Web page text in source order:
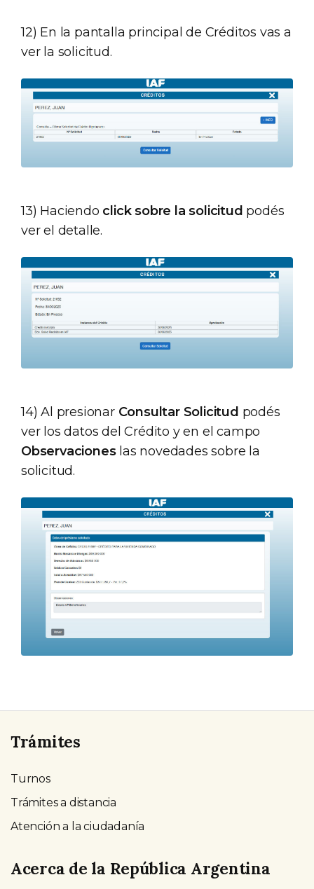
12) En la pantalla principal de Créditos vas a
ver la solicitud.
13) Haciendo click sobre la solicitud podés
ver el detalle.
14) Al presionar Consultar Solicitud podés
ver los datos del Crédito y en el campo
Observacioneslas novedades sobre la
solicitud.
Trámites
Turnos
Trámites a distancia
Atención a la ciudadanía
Acerca de la República Argentina